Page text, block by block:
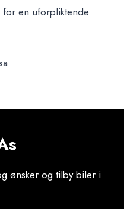
for en uforpliktende
ønsker og tilby biler i